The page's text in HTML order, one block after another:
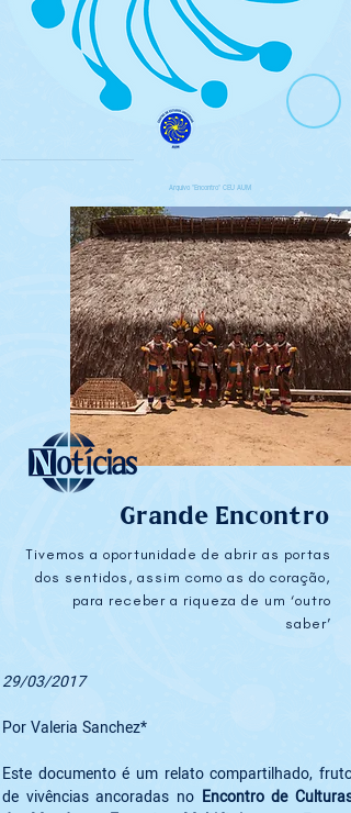
Arquivo "Encontro" CEU AUM
Grande Encontro
Tivemos a oportunidade de abrir as portas
dos sentidos, assim como as do coração,
para receber a riqueza de um ‘outro
saber’
29/03/2017
Por Valeria Sanchez*
Este documento é um relato compartilhado, fruto
de vivências ancoradas no
Encontro de Culturas